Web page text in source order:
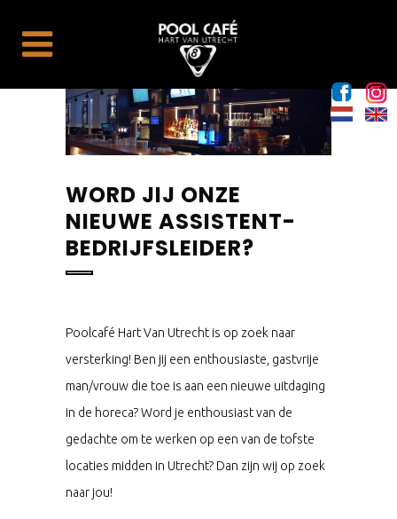
WORD JIJ ONZE
NIEUWE ASSISTENT-
BEDRIJFSLEIDER?
Poolcafé Hart Van Utrecht is op zoek naar
versterking! Ben jij een enthousiaste, gastvrije
man/vrouw die toe is aan een nieuwe uitdaging
in de horeca? Word je enthousiast van de
gedachte om te werken op een van de tofste
locaties midden in Utrecht? Dan zijn wij op zoek
naar jou!